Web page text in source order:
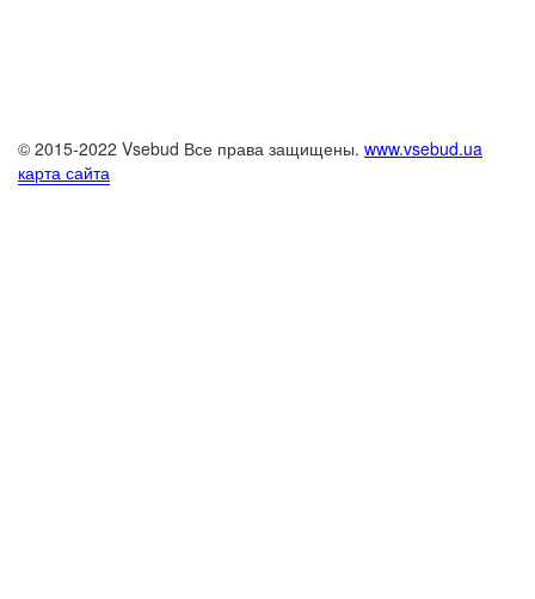
© 2015-2022 Vsebud Все права защищены. www.vsebud.ua
карта сайта